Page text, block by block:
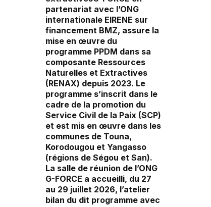
partenariat avec l’ONG
internationale EIRENE sur
financement BMZ, assure la
mise en œuvre du
programme PPDM dans sa
composante Ressources
Naturelles et Extractives
(RENAX) depuis 2023. Le
programme s’inscrit dans le
cadre de la promotion du
Service Civil de la Paix (SCP)
et est mis en œuvre dans les
communes de Touna,
Korodougou et Yangasso
(régions de Ségou et San).
La salle de réunion de l’ONG
G-FORCE a accueilli, du 27
au 29 juillet 2026, l’atelier
bilan du dit programme avec